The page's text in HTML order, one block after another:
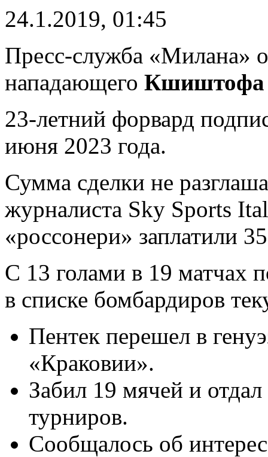
24.1.2019, 01:45
Пресс-служба «Милана»
нападающего Кшиштофа
23-летний форвард
июня 2023 года.
Сумма сделки не
журналиста Sky Sports
«россонери» заплатили
С 13 голами в 19 матчах
в списке бомбардиров
Пентек перешел в
«Краковии».
Забил 19 мячей и
турниров.
Сообщалось об